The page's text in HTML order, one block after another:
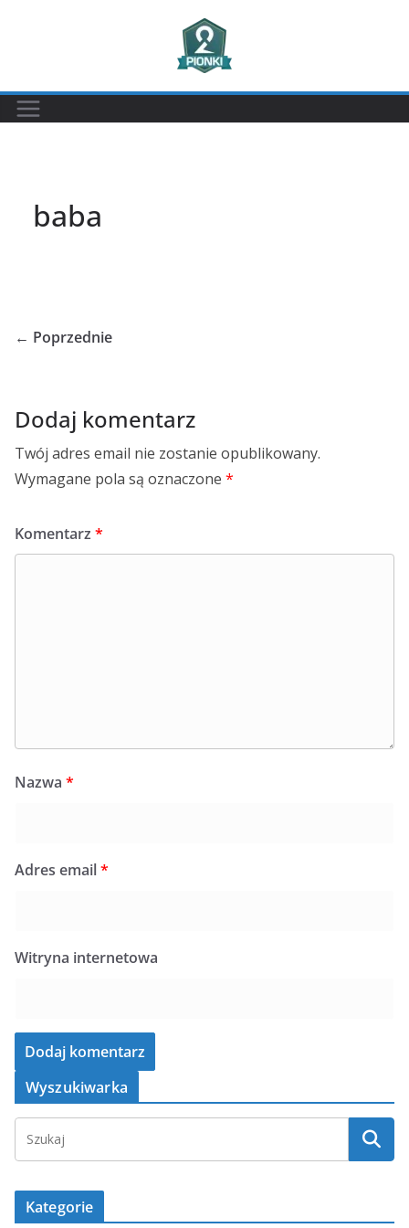
baba
← Poprzednie
Dodaj komentarz
Twój adres email nie zostanie opublikowany.
Wymagane pola są oznaczone *
Komentarz *
Nazwa *
Adres email*
Witryna internetowa
Wyszukiwarka
Kategorie